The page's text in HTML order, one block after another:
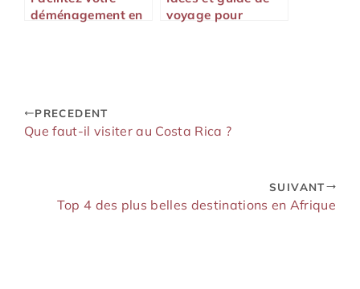
déménagement en
voyage pour
PRECEDENT
Que faut-il visiter au Costa Rica ?
SUIVANT
Top 4 des plus belles destinations en Afrique